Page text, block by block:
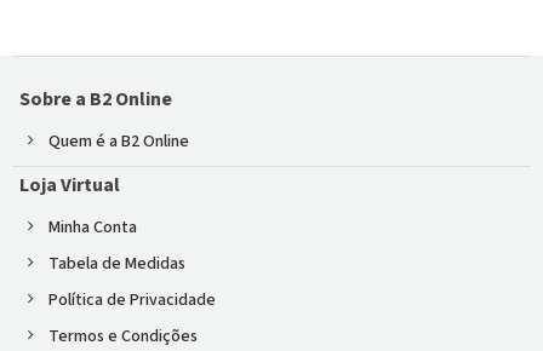
Sobre a B2 Online
Quem é a B2 Online
Loja Virtual
Minha Conta
Tabela de Medidas
Política de Privacidade
Termos e Condições